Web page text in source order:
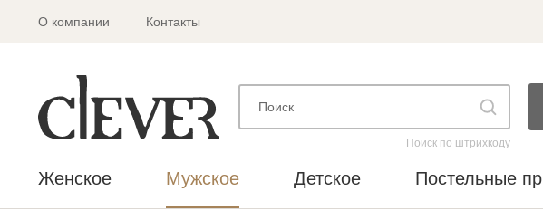
О компании Контакты
Поиск по штрихкоду
Женское Мужское Детское Постельные